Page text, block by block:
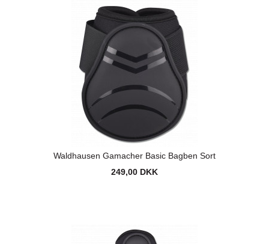
Waldhausen Gamacher Basic Bagben Sort
249,00 DKK